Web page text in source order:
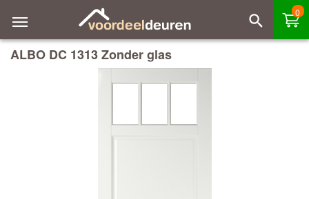
0
ALBO DC 1313 Zonder glas